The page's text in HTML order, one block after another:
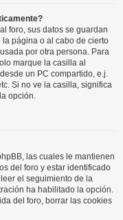
foro, sus datos se guardan
página o al cabo de cierto
por otra persona. Para
marque la casilla al
un PC compartido, e.j.
Si no ve la casilla, significa
opción.
las cuales le mantienen
del foro y estar identificado
el seguimiento de la
ha habilitado la opción.
del foro, borrar las cookies